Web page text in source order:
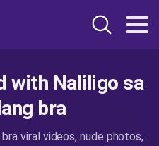
with Naliligo sa
bra
viral videos, nude photos,